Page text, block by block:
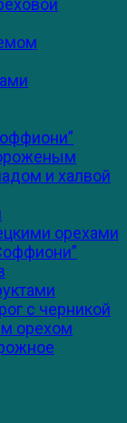
и халвой
орехами
с черникой
орехом